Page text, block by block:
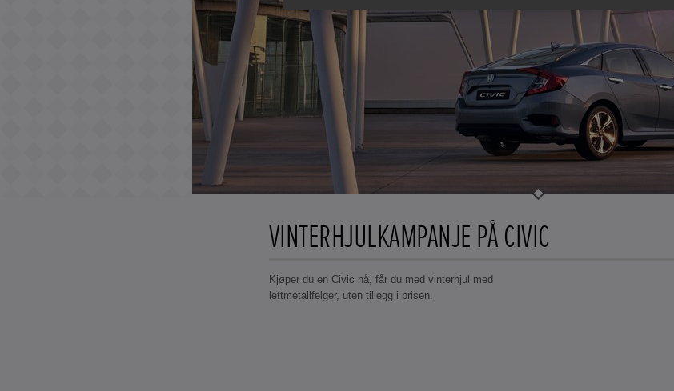
VINTERHJULKAMPANJE PÅ CIVIC
Kjøper du en Civic nå, får du med vinterhjul med
lettmetallfelger, uten tillegg i prisen.